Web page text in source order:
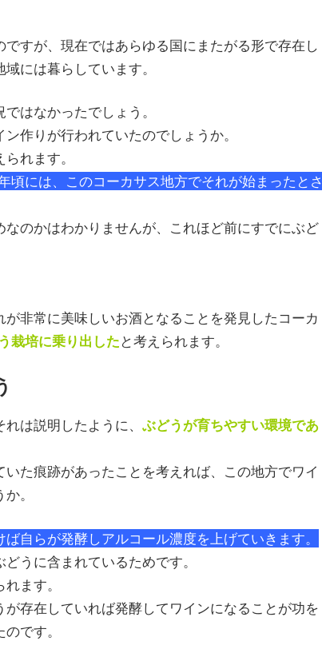
すが、現在ではあらゆる国にまたがる形で存在し
には暮らしています。
はなかったでしょう。
作りが行われていたのでしょうか。
られます。
頃には、このコーカサス地方でそれが始まったとさ
のかはわかりませんが、これほど前にすでにぶど
非常に美味しいお酒となることを発見したコーカ
栽培に乗り出したと考えられます。
は説明したように、 ぶどうが育ちやすい環境であ
た痕跡があったことを考えれば、この地方でワイ
。
自らが発酵しアルコール濃度を上げていきます。
うに含まれているためです。
ます。
存在していれば発酵してワインになることが功を
です。